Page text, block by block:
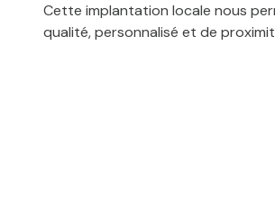
Cette implantation locale nous
qualité, personnalisé et de